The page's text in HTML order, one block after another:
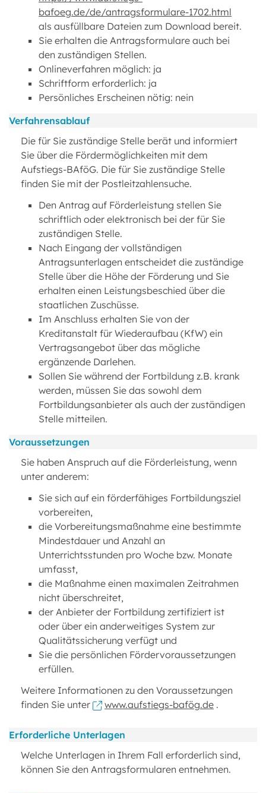
bafoeg.de/de/antragsformulare-1702.html
als ausfüllbare Dateien zum Download bereit.
Sie erhalten die Antragsformulare auch bei
den zuständigen Stellen.
Onlineverfahren möglich: ja
Schriftform erforderlich: ja
Persönliches Erscheinen nötig: nein
Verfahrensablauf
Die für Sie zuständige Stelle berät und informiert
Sie über die Fördermöglichkeiten mit dem
Aufstiegs-BAföG. Die für Sie zuständige Stelle
finden Sie mit der Postleitzahlensuche.
Den Antrag auf Förderleistung stellen Sie
schriftlich oder elektronisch bei der für Sie
zuständigen Stelle.
Nach Eingang der vollständigen
Antragsunterlagen entscheidet die zuständige
Stelle über die Höhe der Förderung und Sie
erhalten einen Leistungsbeschied über die
staatlichen Zuschüsse.
Im Anschluss erhalten Sie von der
Kreditanstalt für Wiederaufbau (KfW) ein
Vertragsangebot über das mögliche
ergänzende Darlehen.
Sollen Sie während der Fortbildung z.B. krank
werden, müssen Sie das sowohl dem
Fortbildungsanbieter als auch der zuständigen
Stelle mitteilen.
Voraussetzungen
Sie haben Anspruch auf die Förderleistung, wenn
unter anderem:
Sie sich auf ein förderfähiges Fortbildungsziel
vorbereiten,
die Vorbereitungsmaßnahme eine bestimmte
Mindestdauer und Anzahl an
Unterrichtsstunden pro Woche bzw. Monate
umfasst,
die Maßnahme einen maximalen Zeitrahmen
nicht überschreitet,
der Anbieter der Fortbildung zertifiziert ist
oder über ein anderweitiges System zur
Qualitätssicherung verfügt und
Sie die persönlichen Fördervoraussetzungen
erfüllen.
Weitere Informationen zu den Voraussetzungen
finden Sie unter
www.aufstiegs-bafög.de .
Erforderliche Unterlagen
Welche Unterlagen in Ihrem Fall erforderlich sind,
können Sie den Antragsformularen entnehmen.